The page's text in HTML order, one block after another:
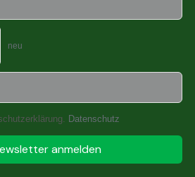
neu
Datenschutz
anmelden